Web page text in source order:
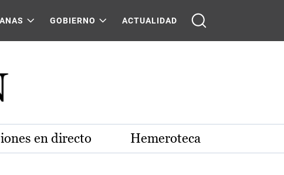
GOBIERNO ACTUALIDAD
en directo Hemeroteca